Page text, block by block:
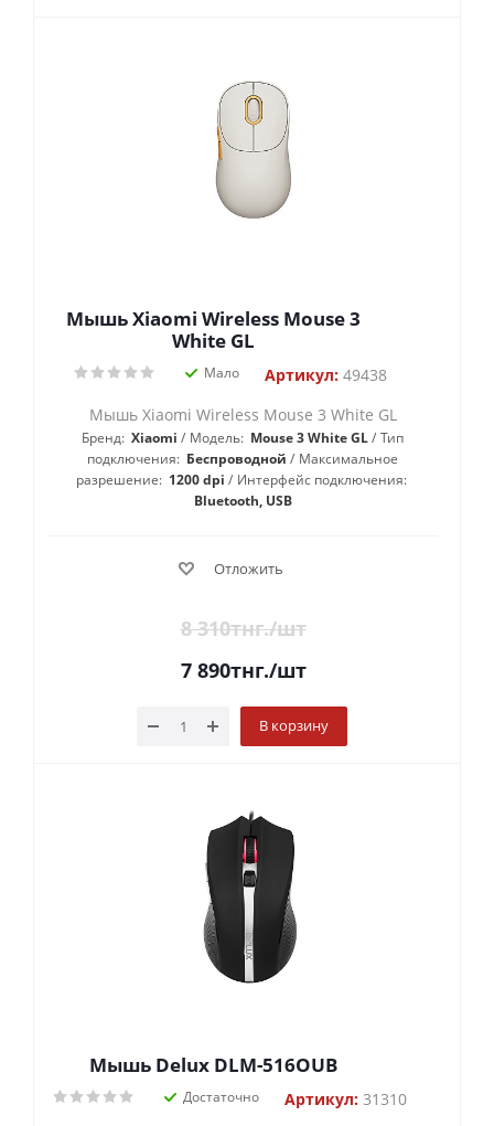
Мышь Xiaomi Wireless Mouse 3
White GL
Мало Артикул:49438
Мышь Xiaomi Wireless Mouse 3 White GL
Бренд: Xiaomi Модель: Mouse 3 White GL
Тип
подключения: Беспроводной
Максимальное
разрешение: 1200 dpi
Интерфейс подключения:
Bluetooth, USB
Отложить
8 310тнг./шт
7 890тнг./шт
В корзину
Мышь Delux DLM-516OUB
Достаточно Артикул: 31310